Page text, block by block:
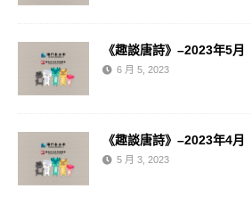
《趣談唐詩》–2023年5月
6 月 5, 2023
《趣談唐詩》–2023年4月
5 月 3, 2023